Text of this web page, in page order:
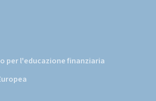
per l'educazione finanziaria